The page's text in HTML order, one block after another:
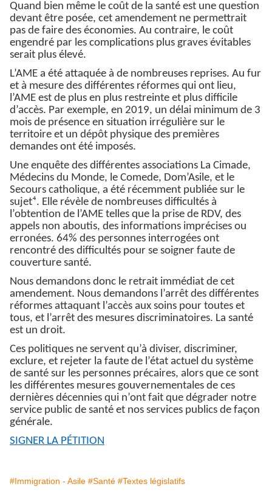
Quand bien même le coût de la santé est une question
devant être posée, cet amendement ne permettrait
pas de faire des économies. Au contraire, le coût
engendré par les complications plus graves évitables
serait plus élevé.
L’AME a été attaquée à de nombreuses reprises. Au fur
et à mesure des différentes réformes qui ont lieu,
l’AME est de plus en plus restreinte et plus difficile
d’accès. Par exemple, en 2019, un délai minimum de 3
mois de présence en situation irrégulière sur le
territoire et un dépôt physique des premières
demandes ont été imposés.
Une enquête des différentes associations La Cimade,
Médecins du Monde, le Comede, Dom’Asile, et le
Secours catholique, a été récemment publiée sur le
sujet⁴. Elle révèle de nombreuses difficultés à
l’obtention de l’AME telles que la prise de RDV, des
appels non aboutis, des informations imprécises ou
erronées. 64% des personnes interrogées ont
rencontré des difficultés pour se soigner faute de
couverture santé.
Nous demandons donc le retrait immédiat de cet
amendement. Nous demandons l’arrêt des différentes
réformes attaquant l’accès aux soins pour toutes et
tous, et l’arrêt des mesures discriminatoires. La santé
est un droit.
Ces politiques ne servent qu’à diviser, discriminer,
exclure, et rejeter la faute de l’état actuel du système
de santé sur les personnes précaires, alors que ce sont
les différentes mesures gouvernementales de ces
dernières décennies qui n’ont fait que dégrader notre
service public de santé et nos services publics de façon
générale.
SIGNER LA PÉTITION
#Immigration - Asile #Santé #Textes législatifs